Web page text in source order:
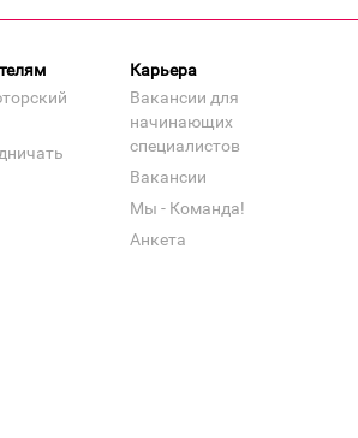
Карьера
Вакансии для
начинающих
специалистов
Вакансии
Мы - Команда!
Анкета